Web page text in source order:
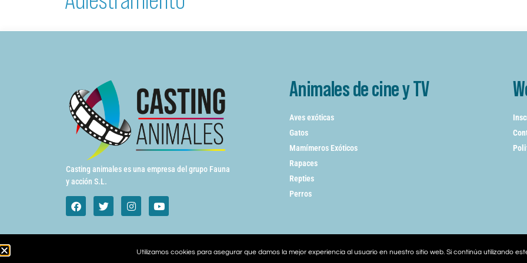
Casting animales es una empresa del grupo Fauna
y acción S.L.
Animales de cine y TV
Aves exóticas
Gatos
Mamímeros Exóticos
Rapaces
Repties
Perros
Utilizamos cookies para asegurar que damos la mejor experiencia al usuario en nuestro sitio web. Si continúa utilizando